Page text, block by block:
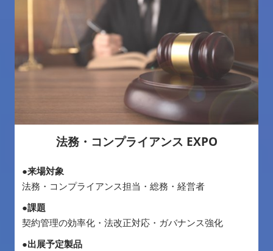
法務・コンプライアンス EXPO
●来場対象
法務・コンプライアンス担当・総務・経営者
●課題
契約管理の効率化・法改正対応・ガバナンス強化
●出展予定製品